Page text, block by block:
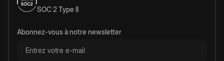
SOC 2 Type II
Abonnez-vous à notre newsletter